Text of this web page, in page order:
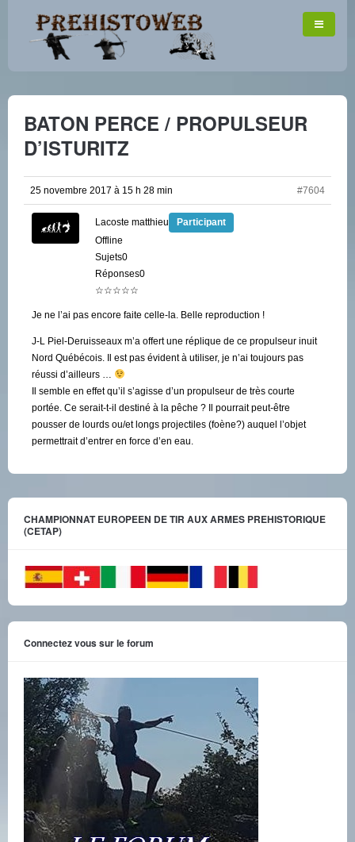
BATON PERCE / PROPULSEUR
D’ISTURITZ
25 novembre 2017 à 15 h 28 min #7604
Lacoste matthieu
Participant
Offline
Sujets0
Réponses0
☆☆☆☆☆
Je ne l’ai pas encore faite celle-la. Belle reproduction !
J-L Piel-Deruisseaux m’a offert une réplique de ce propulseur inuit
Nord Québécois. Il est pas évident à utiliser, je n’ai toujours pas
réussi d’ailleurs …
Il semble en effet qu’il s’agisse d’un propulseur de très courte
portée. Ce serait-t-il destiné à la pêche ? Il pourrait peut-être
pousser de lourds ou/et longs projectiles (foène?) auquel l’objet
permettrait d’entrer en force d’en eau.
CHAMPIONNAT EUROPEEN DE TIR AUX ARMES PREHISTORIQUE
(CETAP)
Connectez vous sur le forum